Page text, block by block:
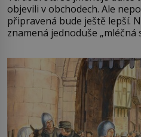
objevili v obchodech. Ale
připravená bude ještě lepší.
znamená jednoduše „mléčná
pře hned několik
Francie, kde se traduje,